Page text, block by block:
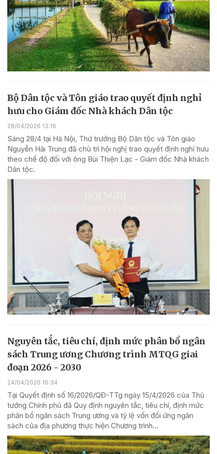
Bộ Dân tộc và Tôn giáo trao quyết định nghỉ
hưu cho Giám đốc Nhà khách Dân tộc
28/04/2026 13:16
Sáng 28/4 tại Hà Nội, Thứ trưởng Bộ Dân tộc và Tôn giáo
Nguyễn Hải Trung đã chủ trì hội nghị trao quyết định nghỉ hưu
theo chế độ đối với ông Bùi Thiện Lạc - Giám đốc Nhà khách
Dân tộc.
Nguyên tắc, tiêu chí, định mức phân bổ ngân
sách Trung ương Chương trình MTQG giai
đoạn 2026 - 2030
24/04/2026 16:34
Tại Quyết định số 16/2026/QĐ-TTg ngày 15/4/2026 của Thủ
tướng Chính phủ đã Quy định nguyên tắc, tiêu chí, định mức
phân bổ ngân sách Trung ương và tỷ lệ vốn đối ứng ngân
sách của địa phương thực hiện Chương trình...